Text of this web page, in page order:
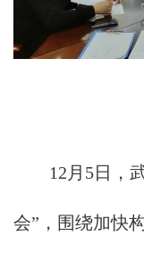
12月5日，武
会”，围绕加快